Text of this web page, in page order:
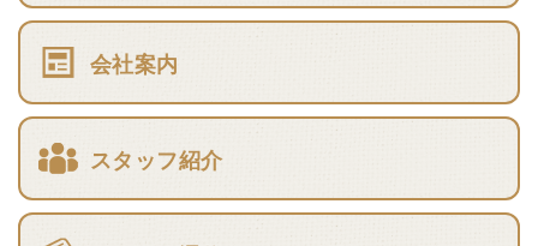
会社案内
スタッフ紹介